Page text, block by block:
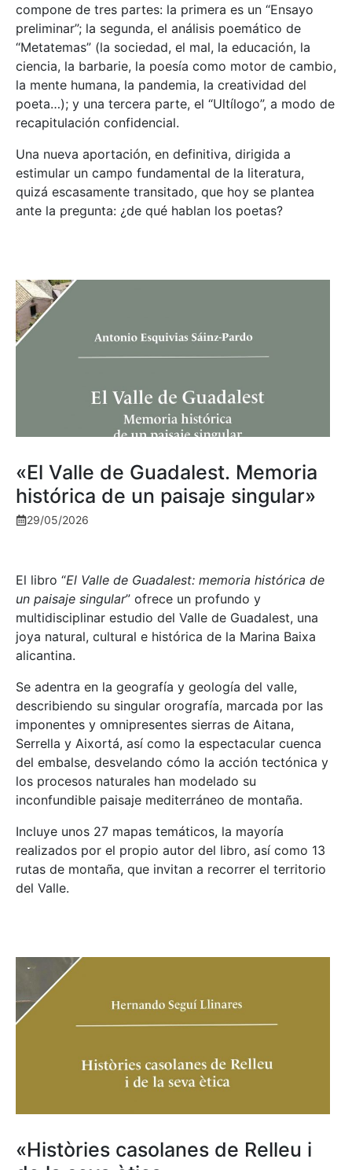
compone de tres partes: la primera es un “Ensayo
preliminar”; la segunda, el análisis poemático de
“Metatemas” (la sociedad, el mal, la educación, la
ciencia, la barbarie, la poesía como motor de cambio,
la mente humana, la pandemia, la creatividad del
poeta…); y una tercera parte, el “Ultílogo”, a modo de
recapitulación confidencial.
Una nueva aportación, en definitiva, dirigida a
estimular un campo fundamental de la literatura,
quizá escasamente transitado, que hoy se plantea
ante la pregunta: ¿de qué hablan los poetas?
«El Valle de Guadalest. Memoria
histórica de un paisaje singular»
29/05/2026
El libro “El Valle de Guadalest: memoria histórica de
un paisaje singular” ofrece un profundo y
multidisciplinar estudio del Valle de Guadalest, una
joya natural, cultural e histórica de la Marina Baixa
alicantina.
Se adentra en la geografía y geología del valle,
describiendo su singular orografía, marcada por las
imponentes y omnipresentes sierras de Aitana,
Serrella y Aixortá, así como la espectacular cuenca
del embalse, desvelando cómo la acción tectónica y
los procesos naturales han modelado su
inconfundible paisaje mediterráneo de montaña.
Incluye unos 27 mapas temáticos, la mayoría
realizados por el propio autor del libro, así como 13
rutas de montaña, que invitan a recorrer el territorio
del Valle.
«Històries casolanes de Relleu i